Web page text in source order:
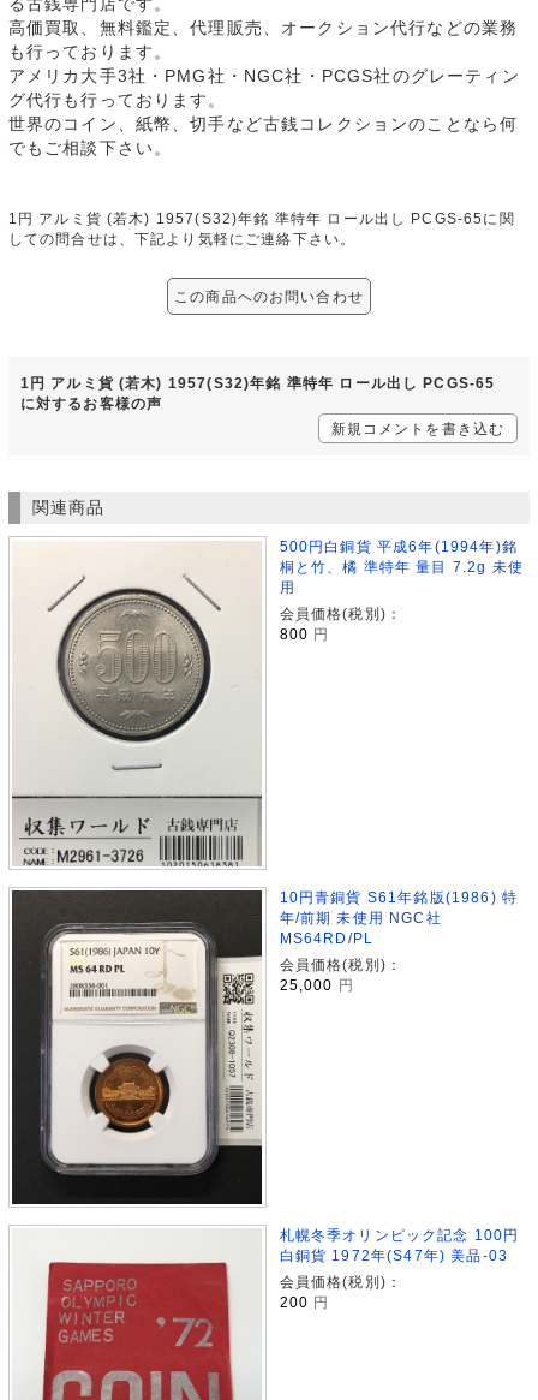
る古銭専門店です。
高価買取、無料鑑定、代理販売、オークション代行などの業務
も行っております。
アメリカ大手3社・PMG社・NGC社・PCGS社のグレーティン
グ代行も行っております。
世界のコイン、紙幣、切手など古銭コレクションのことなら何
でもご相談下さい。
1円 アルミ貨 (若木) 1957(S32)年銘 準特年 ロール出し PCGS-65に関
しての問合せは、下記より気軽にご連絡下さい。
この商品へのお問い合わせ
1円 アルミ貨 (若木) 1957(S32)年銘 準特年 ロール出し PCGS-65
に対するお客様の声
新規コメントを書き込む
関連商品
500円白銅貨 平成6年(1994年)銘
桐と竹、橘 準特年 量目 7.2g 未使
用
会員価格(税別)：
800 円
10円青銅貨 S61年銘版(1986) 特
年/前期 未使用 NGC社
MS64RD/PL
会員価格(税別)：
25,000 円
札幌冬季オリンピック記念 100円
白銅貨 1972年(S47年) 美品-03
会員価格(税別)：
200 円